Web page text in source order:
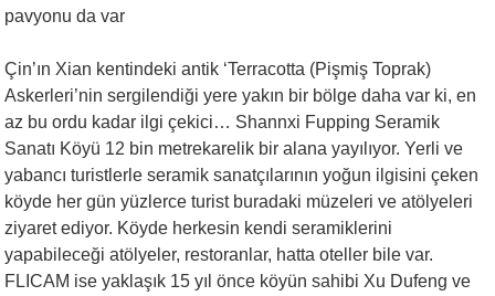
pavyonu da var
Çin’ın Xian kentindeki antik ‘Terracotta (Pişmiş Toprak)
Askerleri’nin sergilendiği yere yakın bir bölge daha var ki, en
az bu ordu kadar ilgi çekici… Shannxi Fupping Seramik
Sanatı Köyü 12 bin metrekarelik bir alana yayılıyor. Yerli ve
yabancı turistlerle seramik sanatçılarının yoğun ilgisini çeken
köyde her gün yüzlerce turist buradaki müzeleri ve atölyeleri
ziyaret ediyor. Köyde herkesin kendi seramiklerini
yapabileceği atölyeler, restoranlar, hatta oteller bile var.
FLICAM ise yaklaşık 15 yıl önce köyün sahibi Xu Dufeng ve